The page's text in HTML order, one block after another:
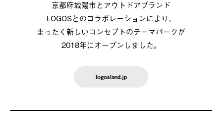
京都府城陽市とアウトドアブランド
LOGOSとのコラボレーションにより、
まったく新しいコンセプトのテーマパークが
2018年にオープンしました。
logosland.jp